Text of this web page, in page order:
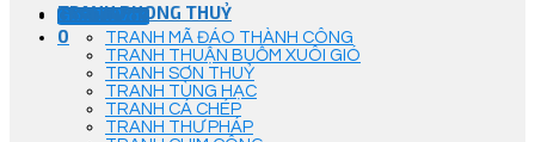
Góc Tư Vấn
0
TRANH PHONG THUỶ
TRANH MÃ ĐÁO THÀNH CÔNG
TRANH THUẬN BUỒM XUÔI GIÓ
TRANH SƠN THUỶ
TRANH TÙNG HẠC
TRANH CÁ CHÉP
TRANH THƯ PHÁP